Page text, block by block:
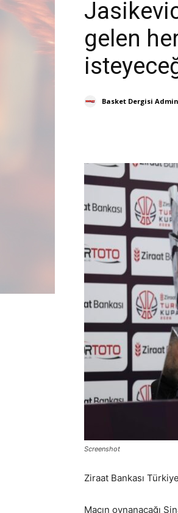
gelen
Basket Dergisi Admin
Screenshot
Ziraat Bankası
Maçın oynanacağı